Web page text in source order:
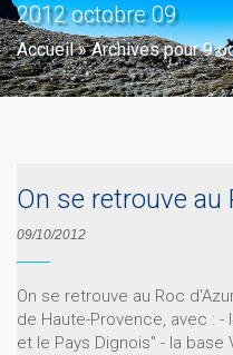
2012 octobre 09
Accueil»Archives pour 9
On se retrouve au
09/10/2012
On se retrouve au Roc
de Haute-Provence, avec : -
et le Pays Dignois" - la base